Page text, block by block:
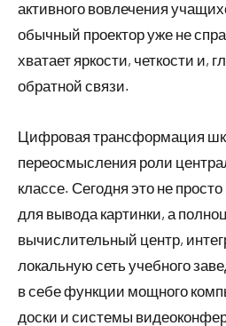
активного вовлечения
обычный проектор уже не
хватает яркости, четкости и,
обратной связи.
Цифровая трансформация
переосмысления роли
классе. Сегодня это не
для вывода картинки, а
вычислительный центр,
локальную сеть учебного
в себе функции мощного
доски и системы